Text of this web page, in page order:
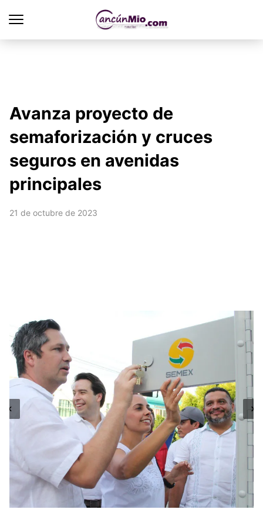
Avanza proyecto de
semaforización y cruces
seguros en avenidas
principales
21 de octubre de 2023